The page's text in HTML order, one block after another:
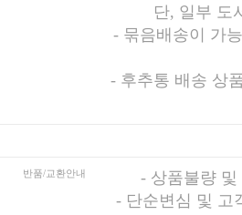
단, 일부 도
- 묶음배송이 가
- 후추통 배송 상
반품/교환안내 - 상품불량
- 단순변심 및 고